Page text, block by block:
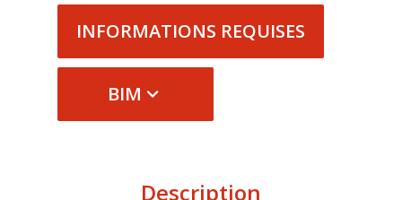
INFORMATIONS REQUISES
BIM
Description